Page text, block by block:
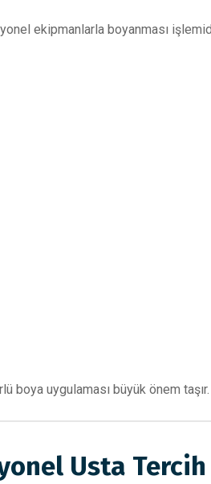
ekipmanlarla boyanması
boya uygulaması büyük önem taşır.
Usta Tercih